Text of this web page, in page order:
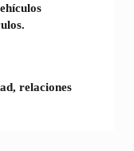
relaciones